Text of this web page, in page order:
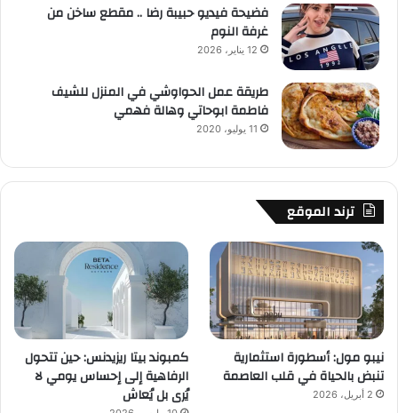
فضيحة فيديو حبيبة رضا .. مقطع ساخن من
غرفة النوم
12 يناير، 2026
طريقة عمل الحواوشي في المنزل للشيف
فاطمة ابوحاتي وهالة فهمي
11 يوليو، 2020
ترند الموقع
نيبو مول: أسطورة استثمارية
تنبض بالحياة في قلب العاصمة
2 أبريل، 2026
كمبوند بيتا ريزيدنس: حين تتحول
الرفاهية إلى إحساس يومي لا
يُرى بل يُعاش